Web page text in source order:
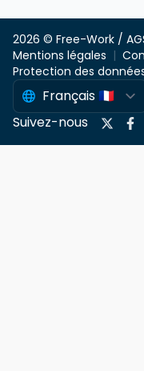
2026 © Free-Work /
Mentions légales
Protection des
Suivez-nous